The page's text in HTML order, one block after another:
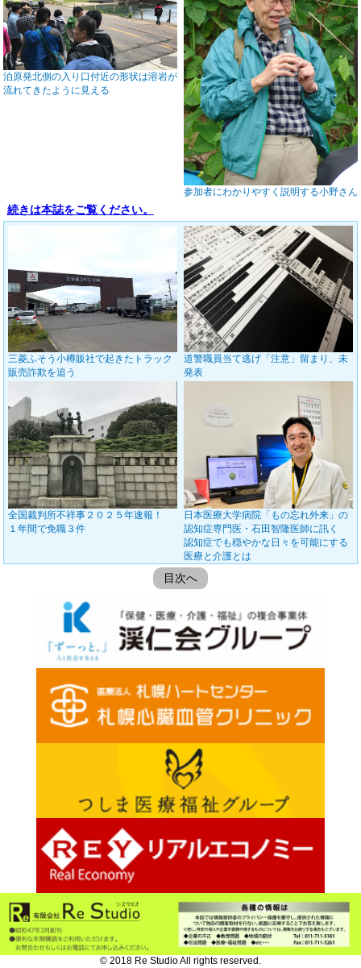
泊原発北側の入り口付近の形状は溶岩が
流れてきたように見える
参加者にわかりやすく説明する小野さん
続きは本誌をご覧ください。
三菱ふそう小樽販社で起きたトラック
販売詐欺を追う
道警職員当て逃げ「注意」留まり、未
発表
全国裁判所不祥事２０２５年速報！
１年間で免職３件
日本医療大学病院「もの忘れ外来」の
認知症専門医・石田智隆医師に訊く
認知症でも穏やかな日々を可能にする
医療と介護とは
目次へ
© 2018 Re Studio All rights reserved.